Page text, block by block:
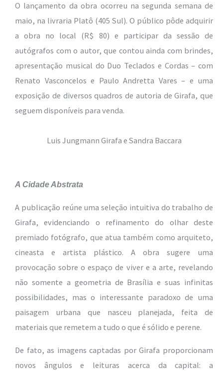
O lançamento da obra ocorreu na segunda semana de
maio, na livraria Platô (405 Sul). O público pôde adquirir
a obra no local (R$ 80) e participar da sessão de
autógrafos com o autor, que contou ainda com brindes,
apresentação musical do Duo Teclados e Cordas – com
Renato Vasconcelos e Paulo Andretta Vares – e uma
exposição de diversos quadros de autoria de Girafa, que
seguem disponíveis para venda.
Luis Jungmann Girafa e Sandra Baccara
A Cidade Abstrata
A publicação reúne uma seleção intuitiva do trabalho de
Girafa, evidenciando o refinamento do olhar deste
premiado fotógrafo, que atua também como arquiteto,
cineasta e artista plástico. A obra sugere uma
provocação sobre o espaço de viver e a arte, revelando
não somente a geometria de Brasília e suas infinitas
possibilidades, mas o interessante paradoxo de uma
paisagem urbana que nasceu planejada, feita de
materiais que remetem a tudo o que é sólido e perene.
De fato, as imagens captadas por Girafa proporcionam
novos ângulos e leituras acerca da capital: a